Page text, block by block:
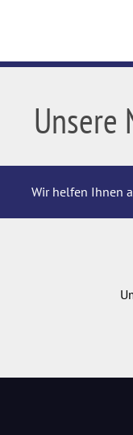
Wir helfen Ihnen